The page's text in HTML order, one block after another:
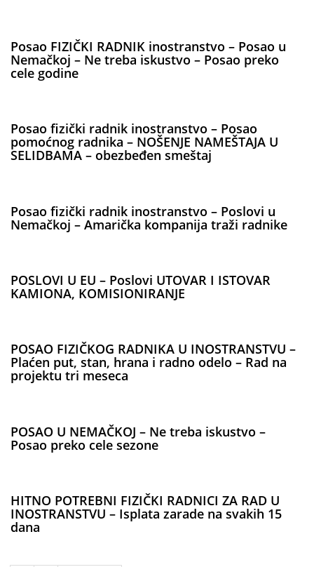
Posao FIZIČKI RADNIK inostranstvo – Posao u
Nemačkoj – Ne treba iskustvo – Posao preko
cele godine
Posao fizički radnik inostranstvo – Posao
pomoćnog radnika – NOŠENJE NAMEŠTAJA U
SELIDBAMA – obezbeđen smeštaj
Posao fizički radnik inostranstvo – Poslovi u
Nemačkoj – Amarička kompanija traži radnike
POSLOVI U EU – Poslovi UTOVAR I ISTOVAR
KAMIONA, KOMISIONIRANJE
POSAO FIZIČKOG RADNIKA U INOSTRANSTVU –
Plaćen put, stan, hrana i radno odelo – Rad na
projektu tri meseca
POSAO U NEMAČKOJ – Ne treba iskustvo –
Posao preko cele sezone
HITNO POTREBNI FIZIČKI RADNICI ZA RAD U
INOSTRANSTVU – Isplata zarade na svakih 15
dana